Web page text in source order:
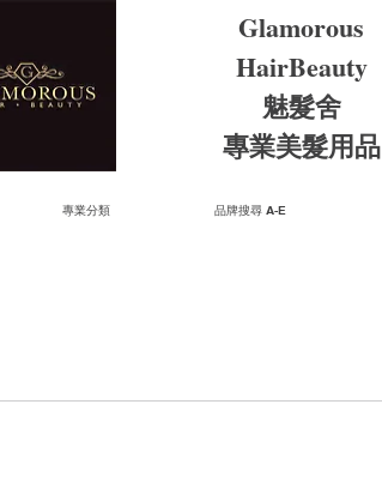
Glamorous
HairBeauty
魅髮舍
​​專業美髮用品
專業分類 品牌搜尋 A-E